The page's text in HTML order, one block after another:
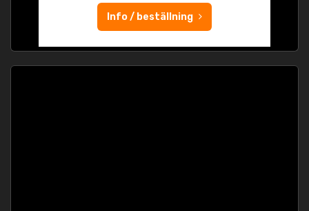
Info / beställning